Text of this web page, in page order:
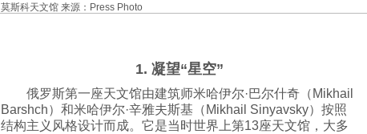
莫斯科天文馆 来源：Press Photo
1. 凝望“星空”
俄罗斯第一座天文馆由建筑师米哈伊尔·巴尔什奇（Mikhail
Barshch）和米哈伊尔·辛雅夫斯基（Mikhail Sinyavsky）按照
结构主义风格设计而成。它是当时世界上第13座天文馆，大多